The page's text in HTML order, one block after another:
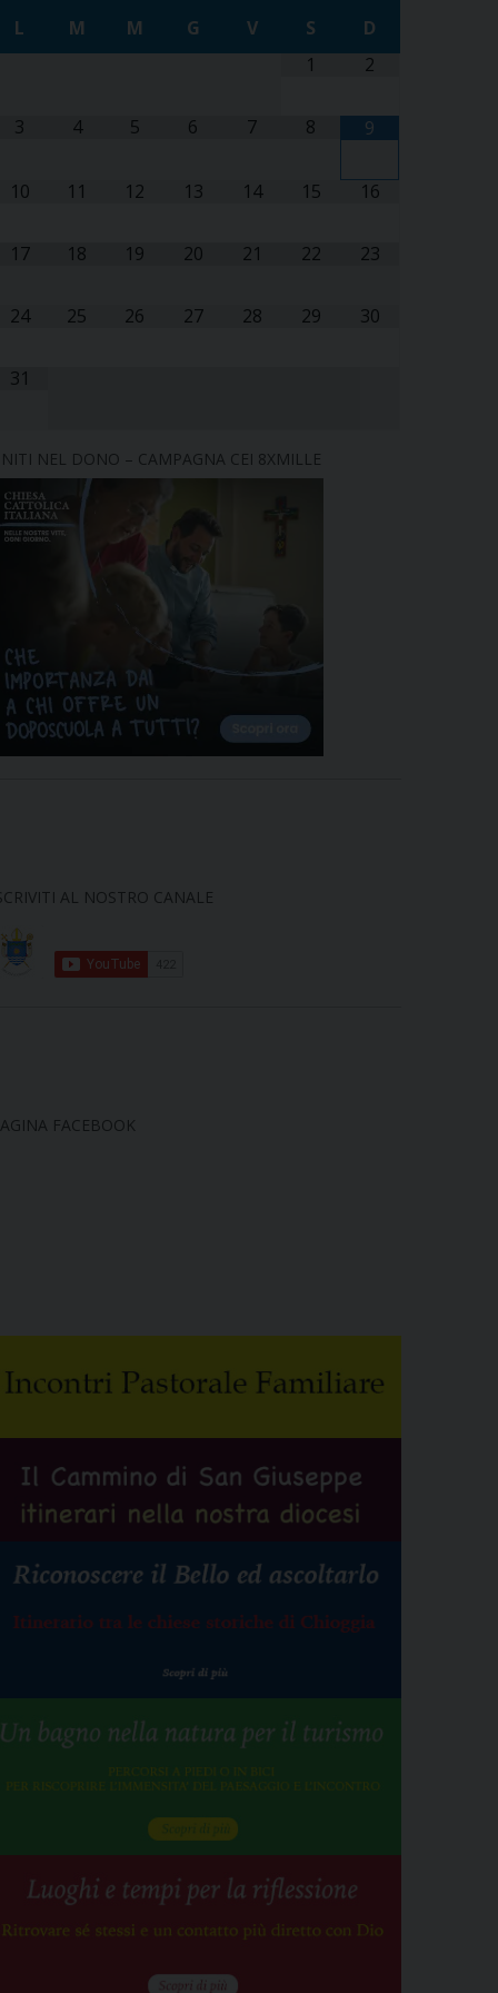
L M M G V S
D
1
2
3 4 5 6 7 8 9
10 11 12 13 14 15 16
17 18 19 20 21 22 23
24 25 26 27 28 29 30
31
NEL DONO – CAMPAGNA CEI 8XMILLE
AL NOSTRO CANALE
FACEBOOK